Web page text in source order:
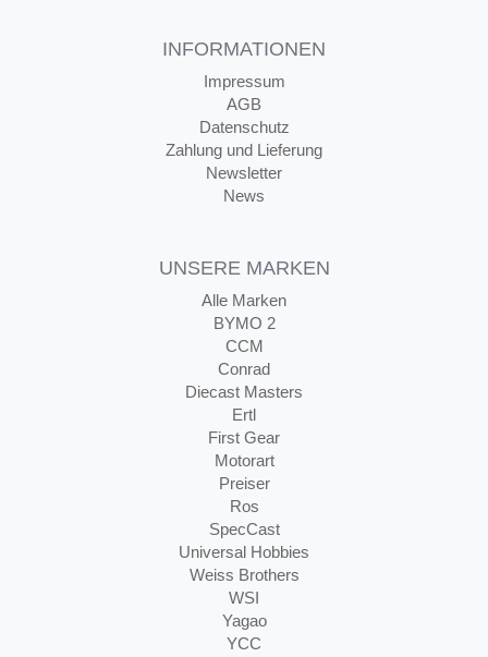
INFORMATIONEN
Impressum
AGB
Datenschutz
Zahlung und Lieferung
Newsletter
News
UNSERE MARKEN
Alle Marken
BYMO 2
CCM
Conrad
Diecast Masters
Ertl
First Gear
Motorart
Preiser
Ros
SpecCast
Universal Hobbies
Weiss Brothers
WSI
Yagao
YCC